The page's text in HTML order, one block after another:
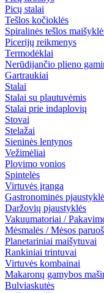
Picų stalai
Tešlos kočioklės
Spiralinės tešlos
Picerijų reikmenys
Termodėklai
Nerūdijančio plieno
Gartraukiai
Stalai
Stalai su plautuvėmis
Stalai prie indaplovių
Stovai
Stelažai
Sieninės lentynos
Vežimėliai
Plovimo vonios
Spintelės
Virtuvės įranga
Gastronominės
Daržovių pjaustyklės
Vakuumatoriai /
Mėsmalės / Mėsos
Planetariniai maišytuvai
Rankiniai trintuvai
Virtuvės kombainai
Makaronų gamybos
Bulviaskutės